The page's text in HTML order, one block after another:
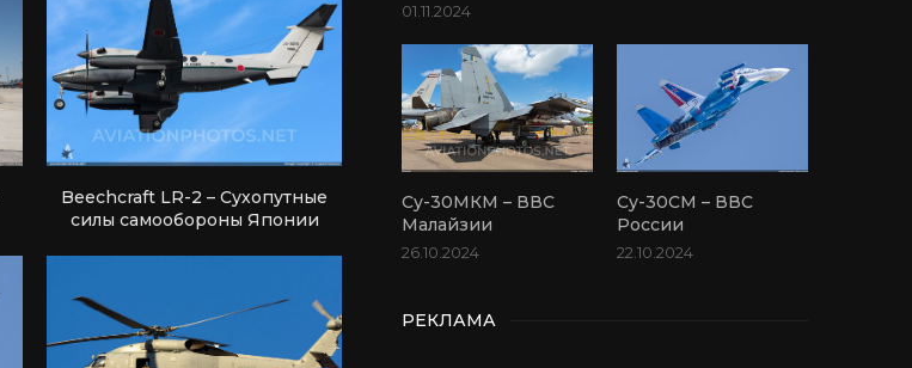
Beechcraft LR-2 – Сухопутные
силы самообороны Японии
01.11.2024
Су-30МКМ – ВВС
Малайзии
26.10.2024
Су-30СМ – ВВС
России
22.10.2024
РЕКЛАМА